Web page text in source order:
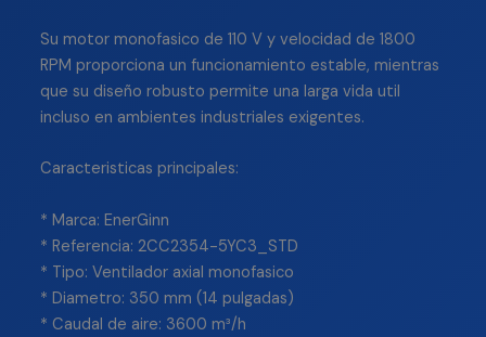
Su motor monofasico de 110 V y velocidad de 1800
RPM proporciona un funcionamiento estable, mientras
que su diseño robusto permite una larga vida util
incluso en ambientes industriales exigentes.
Caracteristicas principales:
* Marca: EnerGinn
* Referencia: 2CC2354-5YC3_STD
* Tipo: Ventilador axial monofasico
* Diametro: 350 mm (14 pulgadas)
* Caudal de aire: 3600 m³/h